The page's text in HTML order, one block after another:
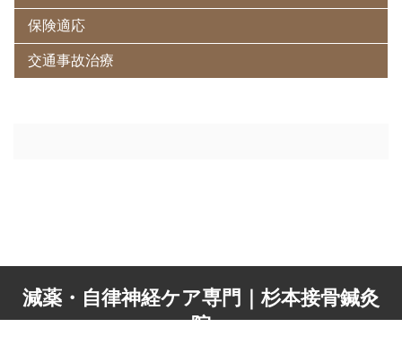
保険適応
交通事故治療
減薬・自律神経ケア専門｜杉本接骨鍼灸
院